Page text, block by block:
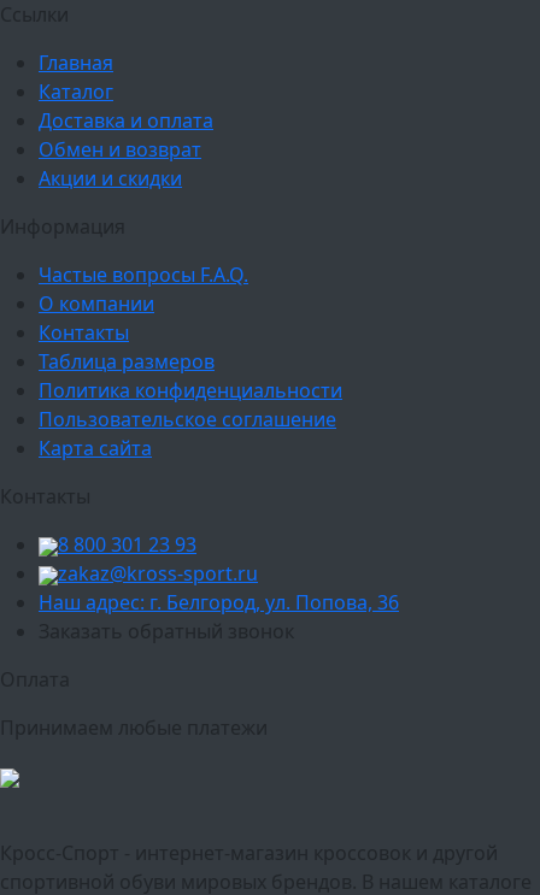
Ссылки
Главная
Каталог
Доставка и оплата
Обмен и возврат
Акции и скидки
Информация
Частые вопросы F.A.Q.
О компании
Контакты
Таблица размеров
Политика конфиденциальности
Пользовательское соглашение
Карта сайта
Контакты
8 800 301 23 93
zakaz@kross-sport.ru
Наш адрес: г. Белгород, ул. Попова, 36
Заказать обратный звонок
Оплата
Принимаем любые платежи
Кросс-Спорт - интернет-магазин кроссовок и другой
спортивной обуви мировых брендов. В нашем каталоге